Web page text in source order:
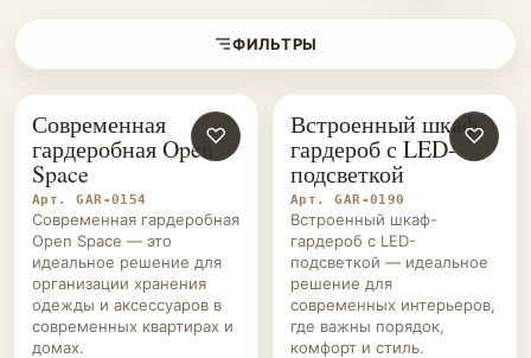
ФИЛЬТРЫ
ГАРДЕРОБНЫЕ НА ЗАКАЗ
♡
Современная
гардеробная Open
Space
Арт. GAR-0154
Современная гардеробная
Open Space — это
идеальное решение для
организации хранения
одежды и аксессуаров в
современных квартирах и
домах.
ГАРДЕРОБНЫЕ НА ЗАКАЗ
♡
Встроенный шкаф-
гардероб с LED-
подсветкой
Арт. GAR-0190
Встроенный шкаф-
гардероб с LED-
подсветкой — идеальное
решение для
современных интерьеров,
где важны порядок,
комфорт и стиль.